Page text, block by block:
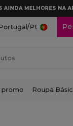
AINDA MELHORES NA
Portugal /Pt
promo Roupa